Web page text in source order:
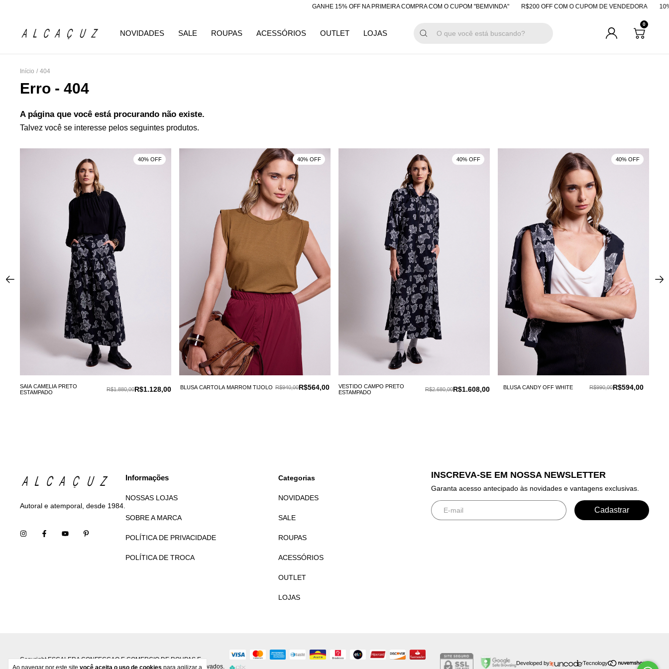
GANHE 15% OFF NA PRIMEIRA COMPRA COM O CUPOM "BEMVINDA" R$200 OFF COM O CUPOM DE VENDEDORA 10%
NOVIDADES SALE ROUPAS ACESSÓRIOS OUTLET LOJAS
0
Ao navegar por este site você aceita o uso de cookies para agilizar a
Início / 404
Erro - 404
A página que você está procurando não existe.
Talvez você se interesse pelos seguintes produtos.
SAIA CAMELIA PRETO
ESTAMPADO
R$1.128,00
R$1.880,00
40% OFF
BLUSA CARTOLA MARROM TIJOLO R$564,00
R$940,00
40% OFF
VESTIDO CAMPO PRETO
ESTAMPADO
R$1.608,00
R$2.680,00
40% OFF
BLUSA CANDY OFF WHITE R$594,00
R$990,00
40% OFF
Autoral e atemporal, desde 1984.
Informações
NOSSAS LOJAS
SOBRE A MARCA
POLÍTICA DE PRIVACIDADE
POLÍTICA DE TROCA
Categorias
NOVIDADES
SALE
ROUPAS
ACESSÓRIOS
OUTLET
LOJAS
INSCREVA-SE EM NOSSA NEWSLETTER
Garanta acesso antecipado às novidades e vantagens exclusivas.
Copyright ESCALERA CONFECCAO E COMERCIO DE ROUPAS E
ACESSORIOS S.A - 33524033000190 - 2026. Todos os direitos reservados.
Developed by Tecnology